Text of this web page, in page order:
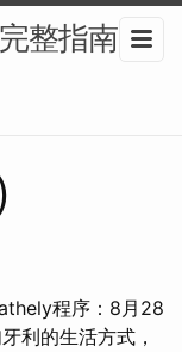
整指南-
程序​​：8月28
利的生活方式，